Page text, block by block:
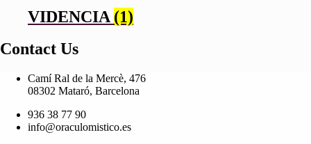
VIDENCIA (1)
Contact Us
Camí Ral de la Mercè, 476
08302 Mataró, Barcelona
936 38 77 90
info@oraculomistico.es